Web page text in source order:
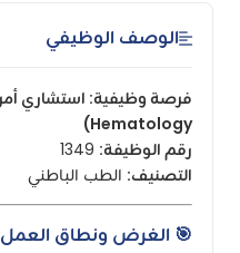
الوصف الوظيفي
Hematology)
رقم الوظيفة:
التصنيف: الطب الباطني
🎯 الغرض ونطاق العمل